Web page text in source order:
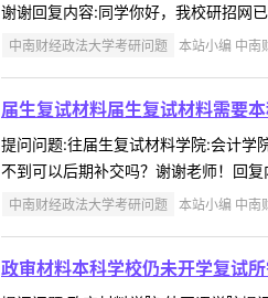
谢谢回复内容:同学你好，我校研招网
中南财经政法大学考研问题 本站小编 中
届生复试材料届生复试材料需要
提问问题:往届生复试材料学院:会计
不到可以后期补交吗？谢谢老师！回
中南财经政法大学考研问题 本站小编 中
政审材料本科学校仍未开学复试